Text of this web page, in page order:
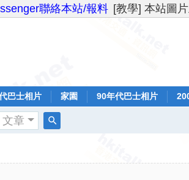
聯絡本站/報料 [教學] 本站圖
巴士相片 家園 90年代巴士相片
文章